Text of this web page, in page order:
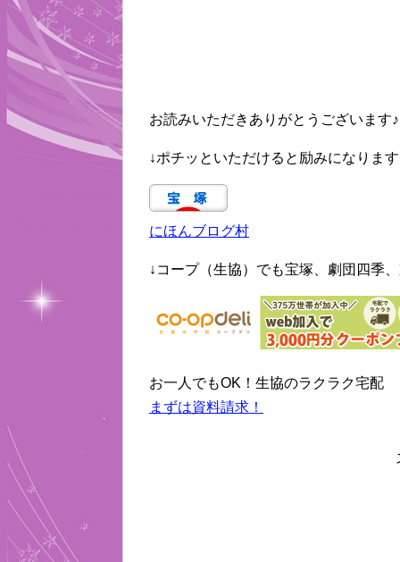
お読みいただきありがとうございます♪
↓ポチッといただけると励みになりま
にほんブログ村
↓コープ（生協）でも宝塚、劇団四季
お一人でもOK！生協のラクラク宅配
まずは資料請求！